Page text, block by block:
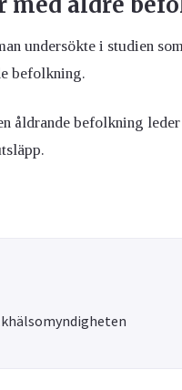
undersökte i studien
befolkning.
åldrande befolkning